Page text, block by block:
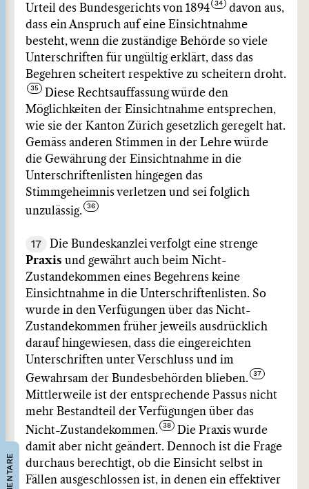
Urteil des Bundesgerichts von 1894
davon aus,
dass ein Anspruch auf eine Einsichtnahme
besteht, wenn die zuständige Behörde so viele
Unterschriften für ungültig erklärt, dass das
Begehren scheitert respektive zu scheitern droht.
Diese Rechtsauffassung würde den
Möglichkeiten der Einsichtnahme entsprechen,
wie sie der Kanton Zürich gesetzlich geregelt hat.
Gemäss anderen Stimmen in der Lehre würde
die Gewährung der Einsichtnahme in die
Unterschriftenlisten hingegen das
Stimmgeheimnis verletzen und sei folglich
unzulässig.
17
Die Bundeskanzlei verfolgt eine strenge
Praxis und gewährt auch beim Nicht-
Zustandekommen eines Begehrens keine
Einsichtnahme in die Unterschriftenlisten. So
wurde in den Verfügungen über das Nicht-
Zustandekommen früher jeweils ausdrücklich
darauf hingewiesen, dass die eingereichten
Unterschriften unter Verschluss und im
Gewahrsam der Bundesbehörden blieben.
Mittlerweile ist der entsprechende Passus nicht
mehr Bestandteil der Verfügungen über das
Nicht-Zustandekommen.
Die Praxis wurde
damit aber nicht geändert. Dennoch ist die Frage
durchaus berechtigt, ob die Einsicht selbst in
Fällen ausgeschlossen ist, in denen ein effektiver